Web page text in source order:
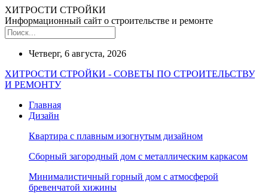
ХИТРОСТИ СТРОЙКИ
Информационный сайт о строительстве и ремонте
Четверг, 6 августа, 2026
ХИТРОСТИ СТРОЙКИ - СОВЕТЫ ПО СТРОИТЕЛЬСТВУ
И РЕМОНТУ
Главная
Дизайн
Квартира с плавным изогнутым дизайном
Сборный загородный дом с металлическим каркасом
Минималистичный горный дом с атмосферой
бревенчатой хижины